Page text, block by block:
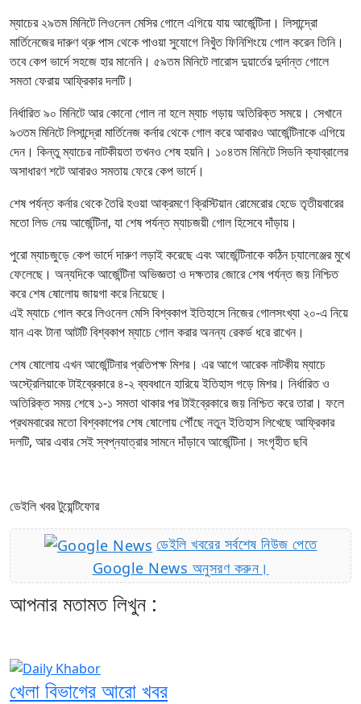
ম্যাচের ২৯তম মিনিটে লিওনেল মেসির গোলে এগিয়ে যায় আর্জেন্টিনা। লিসান্দ্রো
মার্তিনেজের দারুণ থ্রু পাস থেকে পাওয়া সুযোগে নিখুঁত ফিনিশিংয়ে গোল করেন তিনি।
তবে কেপ ভার্দে সহজে হার মানেনি। ৫৯তম মিনিটে লারোস দুয়ার্তের দুর্দান্ত গোলে
সমতা ফেরায় আফ্রিকার দলটি।
নির্ধারিত ৯০ মিনিটে আর কোনো গোল না হলে ম্যাচ গড়ায় অতিরিক্ত সময়ে। সেখানে
৯৩তম মিনিটে লিসান্দ্রো মার্তিনেজ কর্নার থেকে গোল করে আবারও আর্জেন্টিনাকে এগিয়ে
দেন। কিন্তু ম্যাচের নাটকীয়তা তখনও শেষ হয়নি। ১০৪তম মিনিটে সিডনি ক্যাব্রালের
অসাধারণ শটে আবারও সমতায় ফেরে কেপ ভার্দে।
শেষ পর্যন্ত কর্নার থেকে তৈরি হওয়া আক্রমণে ক্রিস্টিয়ান রোমেরোর হেডে তৃতীয়বারের
মতো লিড নেয় আর্জেন্টিনা, যা শেষ পর্যন্ত ম্যাচজয়ী গোল হিসেবে দাঁড়ায়।
পুরো ম্যাচজুড়ে কেপ ভার্দে দারুণ লড়াই করেছে এবং আর্জেন্টিনাকে কঠিন চ্যালেঞ্জের মুখে
ফেলেছে। অন্যদিকে আর্জেন্টিনা অভিজ্ঞতা ও দক্ষতার জোরে শেষ পর্যন্ত জয় নিশ্চিত
করে শেষ ষোলোয় জায়গা করে নিয়েছে।
এই ম্যাচে গোল করে লিওনেল মেসি বিশ্বকাপ ইতিহাসে নিজের গোলসংখ্যা ২০-এ নিয়ে
যান এবং টানা আটটি বিশ্বকাপ ম্যাচে গোল করার অনন্য রেকর্ড ধরে রাখেন।
শেষ ষোলোয় এখন আর্জেন্টিনার প্রতিপক্ষ মিশর। এর আগে আরেক নাটকীয় ম্যাচে
অস্ট্রেলিয়াকে টাইব্রেকারে ৪-২ ব্যবধানে হারিয়ে ইতিহাস গড়ে মিশর। নির্ধারিত ও
অতিরিক্ত সময় শেষে ১-১ সমতা থাকার পর টাইব্রেকারে জয় নিশ্চিত করে তারা। ফলে
প্রথমবারের মতো বিশ্বকাপের শেষ ষোলোয় পৌঁছে নতুন ইতিহাস লিখেছে আফ্রিকার
দলটি, আর এবার সেই স্বপ্নযাত্রার সামনে দাঁড়াবে আর্জেন্টিনা। সংগৃহীত ছবি
ডেইলি খবর টুয়েন্টিফোর
ডেইলি খবরের সর্বশেষ নিউজ পেতে
Google News অনুসরণ করুন।
আপনার মতামত লিখুন :
খেলা বিভাগের আরো খবর